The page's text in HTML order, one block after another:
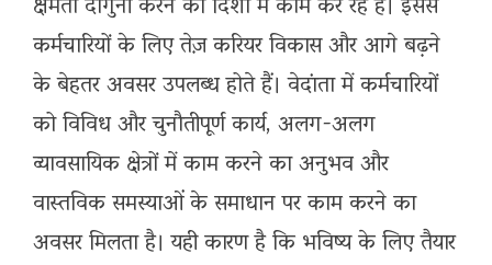
कर्मचारियों के लिए तेज़ करियर विकास और आगे बढ़ने
के बेहतर अवसर उपलब्ध होते हैं। वेदांता में कर्मचारियों
को विविध और चुनौतीपूर्ण कार्य, अलग-अलग
व्यावसायिक क्षेत्रों में काम करने का अनुभव और
वास्तविक समस्याओं के समाधान पर काम करने का
अवसर मिलता है। यही कारण है कि भविष्य के लिए तैयार